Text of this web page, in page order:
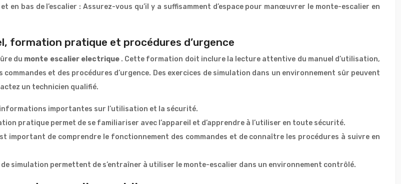
en bas de l’escalier : Assurez-vous qu’il y a suffisamment d’espace pour manœuvrer le monte-escalier en
formation pratique et procédures d’urgence
du monte escalier electrique . Cette formation doit inclure la lecture attentive du manuel d’utilisation,
et des procédures d’urgence. Des exercices de simulation dans un environnement sûr peuvent
un technicien qualifié.
importantes sur l’utilisation et la sécurité.
pratique permet de se familiariser avec l’appareil et d’apprendre à l’utiliser en toute sécurité.
important de comprendre le fonctionnement des commandes et de connaître les procédures à suivre en
simulation permettent de s’entraîner à utiliser le monte-escalier dans un environnement contrôlé.